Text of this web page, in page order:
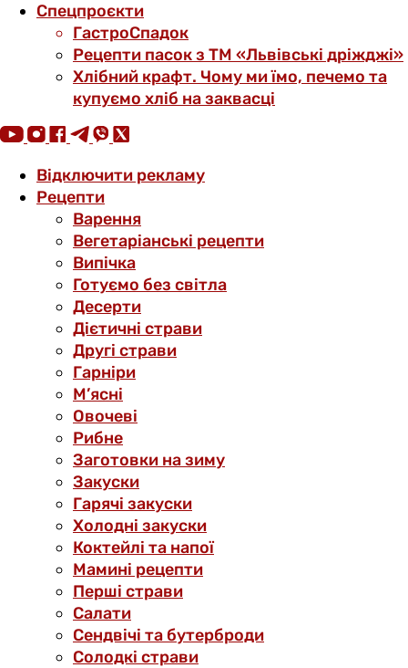
Спецпроєкти
ГастроСпадок
Рецепти пасок з ТМ «Львівські дріжджі»
Хлібний крафт. Чому ми їмо, печемо та
купуємо хліб на заквасці
Відключити рекламу
Рецепти
Варення
Вегетаріанські рецепти
Випічка
Готуємо без світла
Десерти
Дієтичні страви
Другі страви
Гарніри
М’ясні
Овочеві
Рибне
Заготовки на зиму
Закуски
Гарячі закуски
Холодні закуски
Коктейлі та напої
Мамині рецепти
Перші страви
Салати
Сендвічі та бутерброди
Солодкі страви